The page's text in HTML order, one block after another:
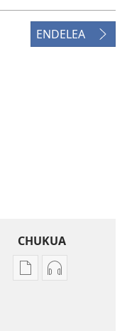
ENDELEA
CHUKUA
Njia
Njia